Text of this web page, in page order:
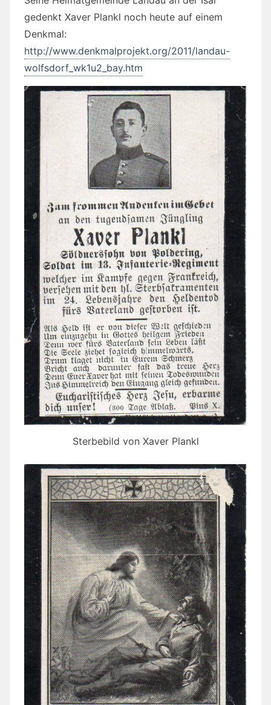
gedenkt Xaver Plankl noch heute auf einem
Denkmal:
http://www.denkmalprojekt.org/2011/landau-
wolfsdorf_wk1u2_bay.htm
Sterbebild von Xaver Plankl